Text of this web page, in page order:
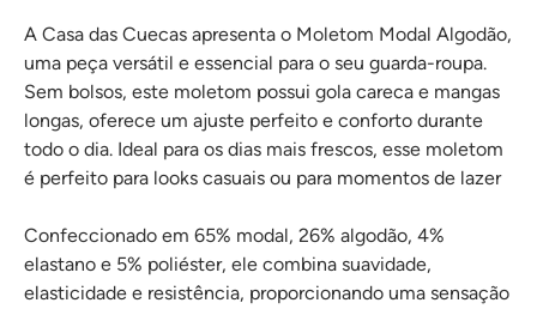
A Casa das Cuecas apresenta o Moletom Modal Algodão,
uma peça versátil e essencial para o seu guarda-roupa.
Sem bolsos, este moletom possui gola careca e mangas
longas, oferece um ajuste perfeito e conforto durante
todo o dia. Ideal para os dias mais frescos, esse moletom
é perfeito para looks casuais ou para momentos de lazer
Confeccionado em 65% modal, 26% algodão, 4%
elastano e 5% poliéster, ele combina suavidade,
elasticidade e resistência, proporcionando uma sensação